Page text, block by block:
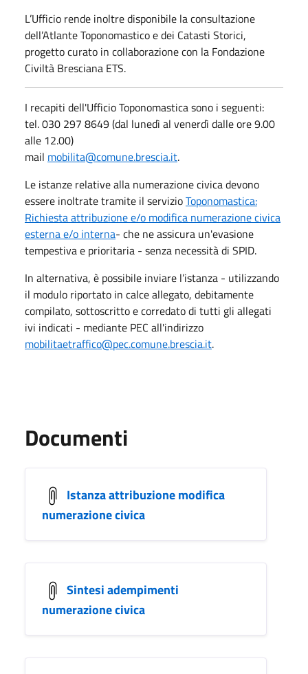
L’Ufficio rende inoltre disponibile la consultazione
dell’Atlante Toponomastico e dei Catasti Storici,
progetto curato in collaborazione con la Fondazione
Civiltà Bresciana ETS.
I recapiti dell'Ufficio Toponomastica sono i seguenti:
tel. 030 297 8649 (dal lunedì al venerdì dalle ore 9.00
alle 12.00)
mail mobilita@comune.brescia.it.
Le istanze relative alla numerazione civica devono
essere inoltrate tramite il servizioToponomastica:
Richiesta attribuzione e/o modifica numerazione civica
esterna e/o interna- che ne assicura un'evasione
tempestiva e prioritaria - senza necessità di SPID.
In alternativa, è possibile inviare l’istanza - utilizzando
il modulo riportato in calce allegato, debitamente
compilato, sottoscritto e corredato di tutti gli allegati
ivi indicati - mediante PEC all'indirizzo
mobilitaetraffico@pec.comune.brescia.it.
Documenti
Istanza attribuzione modifica
numerazione civica
Sintesi adempimenti
numerazione civica